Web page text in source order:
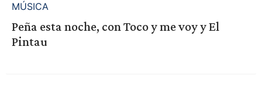
MÚSICA
Peña esta noche, con Toco y me voy y El
Pintau